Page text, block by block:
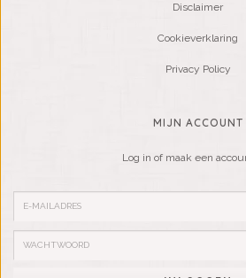
Disclaimer
Cookieverklaring
Privacy Policy
MIJN ACCOUNT
Log in of maak een